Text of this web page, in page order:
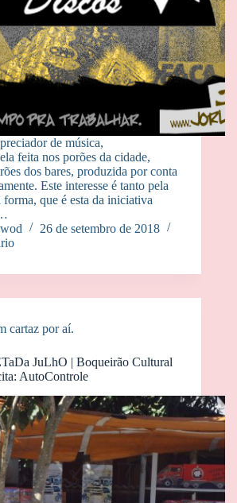
de música,
feita nos porões da cidade,
dos bares, produzida por conta
Este interesse é tanto pela
que é esta da iniciativa
26 de setembro de 2018
cartaz por aí.
JuLhO | Boqueirão Cultural
AutoControle